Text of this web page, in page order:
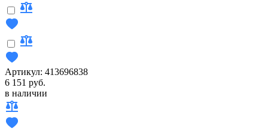
Артикул: 413696838
6 151 руб.
в наличии